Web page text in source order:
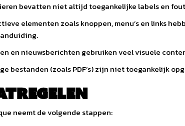
bevatten niet altijd toegankelijke labels en
elementen zoals knoppen, menu’s en links
en nieuwsberichten gebruiken veel visuele
bestanden (zoals PDF’s) zijn niet toegankelijk
neemt de volgende stappen: